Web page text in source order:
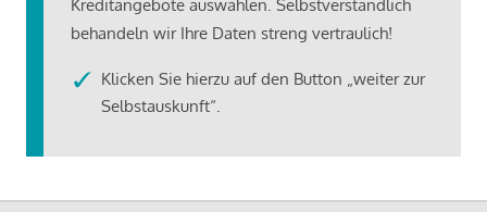
Kreditangebote auswählen. Selbstverständlich
behandeln wir Ihre Daten streng vertraulich!
Klicken Sie hierzu auf den Button „weiter zur
Selbstauskunft“.